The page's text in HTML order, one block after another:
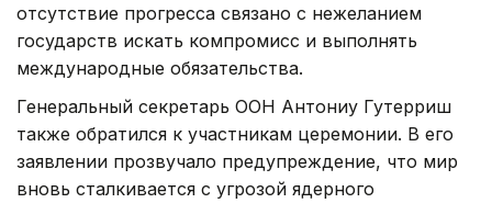
отсутствие прогресса связано с нежеланием
государств искать компромисс и выполнять
международные обязательства.
Генеральный секретарь ООН Антониу Гутерриш
также обратился к участникам церемонии. В его
заявлении прозвучало предупреждение, что мир
вновь сталкивается с угрозой ядерного